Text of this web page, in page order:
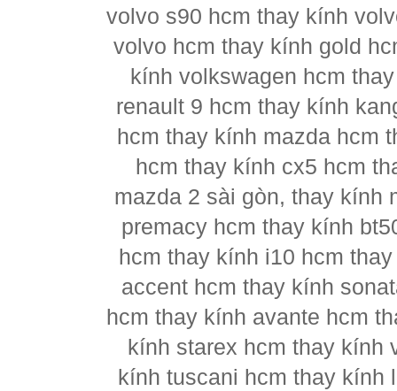
volvo s90 hcm thay kính
volvo hcm thay kính gold
kính volkswagen hcm
renault 9 hcm thay kính
hcm thay kính mazda hcm
hcm thay kính cx5 hcm
mazda 2 sài gòn, thay kính
premacy hcm thay kính
hcm thay kính i10 hcm
accent hcm thay kính
hcm thay kính avante hcm
kính starex hcm thay kính
kính tuscani hcm thay